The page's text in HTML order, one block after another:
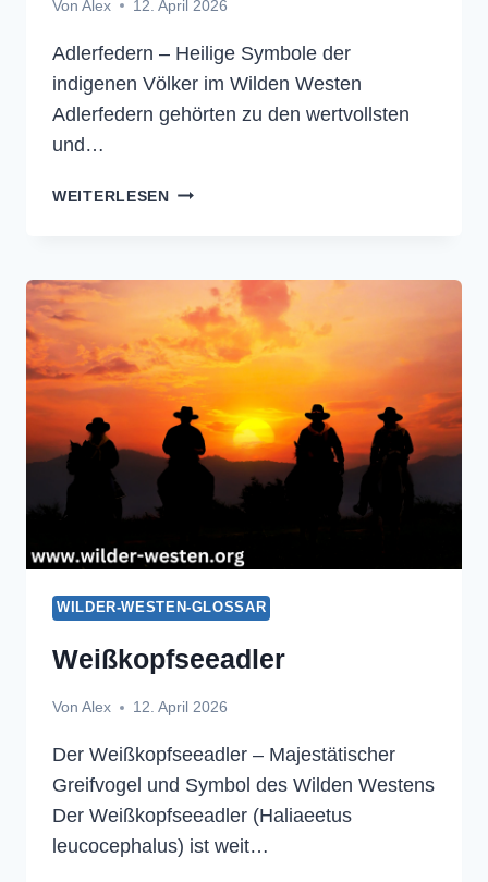
Von Alex 12. April 2026
Adlerfedern – Heilige Symbole der
indigenen Völker im Wilden Westen
Adlerfedern gehörten zu den wertvollsten
und…
WEITERLESENADLERFEDERN
WILDER-WESTEN-GLOSSAR
Weißkopfseeadler
Von Alex 12. April 2026
Der Weißkopfseeadler – Majestätischer
Greifvogel und Symbol des Wilden Westens
Der Weißkopfseeadler (Haliaeetus
leucocephalus) ist weit…